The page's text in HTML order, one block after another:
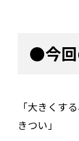
●今回
「大きくす
きつい」